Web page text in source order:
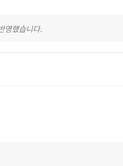
영했습니다.